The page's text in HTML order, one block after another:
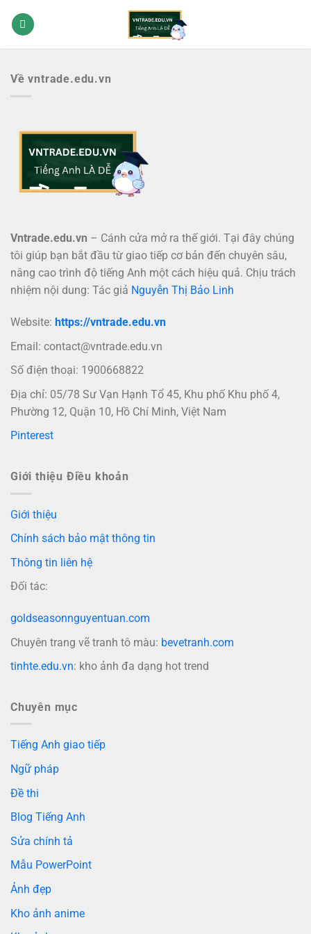
qua
Về vntrade.edu.vn
Vntrade.edu.vn – Cánh cửa mở ra thế giới. Tại đây chúng
tôi giúp bạn bắt đầu từ giao tiếp cơ bản đến chuyên sâu,
nâng cao trình độ tiếng Anh một cách hiệu quả. Chịu trách
nhiệm nội dung: Tác giả Nguyễn Thị Bảo Linh
Website: https://vntrade.edu.vn
Email: contact@vntrade.edu.vn
Số điện thoại: 1900668822
Địa chỉ: 05/78 Sư Vạn Hạnh Tổ 45, Khu phố Khu phố 4,
Phường 12, Quận 10, Hồ Chí Minh, Việt Nam
Pinterest
Giới thiệu Điều khoản
Giới thiệu
Chính sách bảo mật thông tin
Thông tin liên hệ
Đối tác:
goldseasonnguyentuan.com
Chuyên trang vẽ tranh tô màu: bevetranh.com
tinhte.edu.vn: kho ảnh đa dạng hot trend
Chuyên mục
Tiếng Anh giao tiếp
Ngữ pháp
Đề thi
Blog Tiếng Anh
Sửa chính tả
Mẫu PowerPoint
Ảnh đẹp
Kho ảnh anime